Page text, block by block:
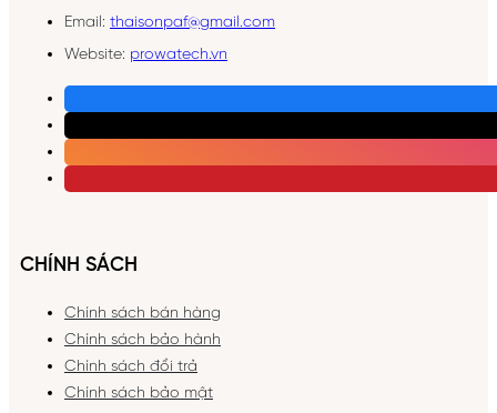
Email: thaisonpaf@gmail.com
Website: prowatech.vn
CHÍNH SÁCH
Chính sách bán hàng
Chính sách bảo hành
Chính sách đổi trả
Chính sách bảo mật